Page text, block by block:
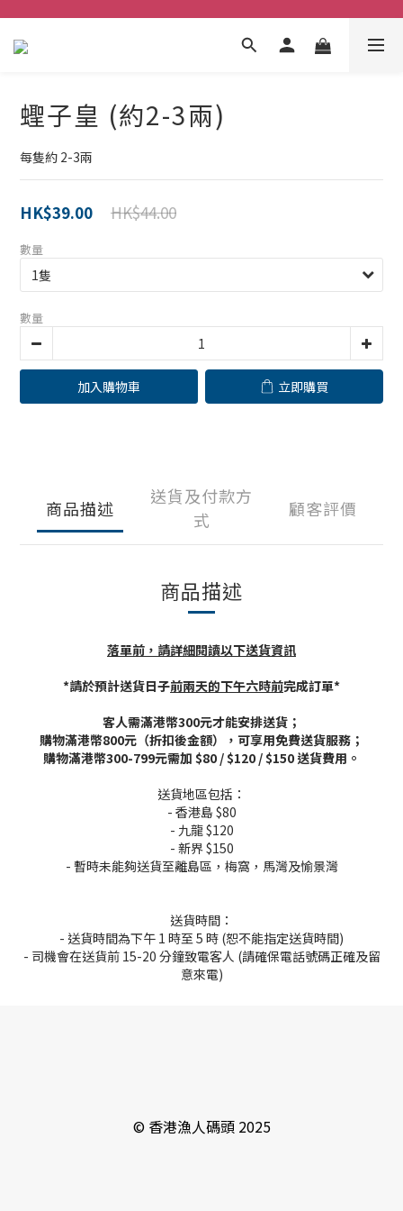
蟶子皇 (約2-3兩)
每隻約 2-3兩
HK$44.00
HK$39.00
數量
數量
加入購物車 立即購買
商品描述
送貨及付款方
式
顧客評價
商品描述
落單前，請詳細閱讀以下送貨資訊
*請於預計送貨日子前兩天的下午六時前完成訂單*
客人需滿港幣300元才能安排送貨；
購物滿港幣800元（折扣後金額），可享用免費送貨服務；
購物滿港幣300-799元需加 $80 / $120 / $150 送貨費用。
送貨地區包括：
- 香港島 $80
- 九龍 $120
- 新界 $150
- 暫時未能夠送貨至離島區，梅窩，馬灣及愉景灣
送貨時間：
- 送貨時間為下午 1 時至 5 時 (恕不能指定送貨時間)
- 司機會在送貨前 15-20 分鐘致電客人 (請確保電話號碼正確及留
意來電)
© 香港漁人碼頭 2025